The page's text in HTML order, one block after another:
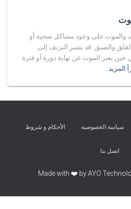
والموت على وجود مشاكل صحية أو
والضيق. قد يشير النزيف إلى
حين يعبر الموت عن نهاية دورة أو فترة
المزيد…
سياسة الخصوصية الأحكام و شروط
اتصل بنا